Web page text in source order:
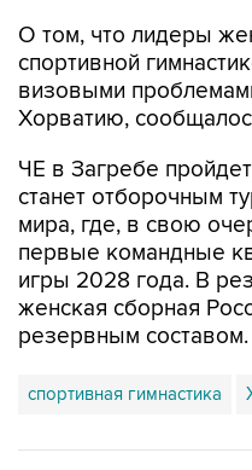
О том, что лидеры
спортивной
визовыми
Хорватию,
ЧЕ в Загребе
станет отборочным
мира, где, в свою
первые командные
игры 2028 года. В
женская сборная
резервным составом.
спортивная гимнастика